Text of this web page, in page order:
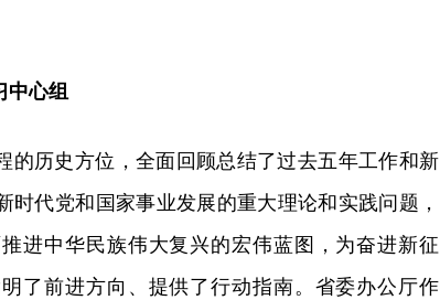
中心组
的历史方位，全面回顾总结了过去五年工作和新
时代党和国家事业发展的重大理论和实践问题，
进中华民族伟大复兴的宏伟蓝图，为奋进新征
了前进方向、提供了行动指南。省委办公厅作